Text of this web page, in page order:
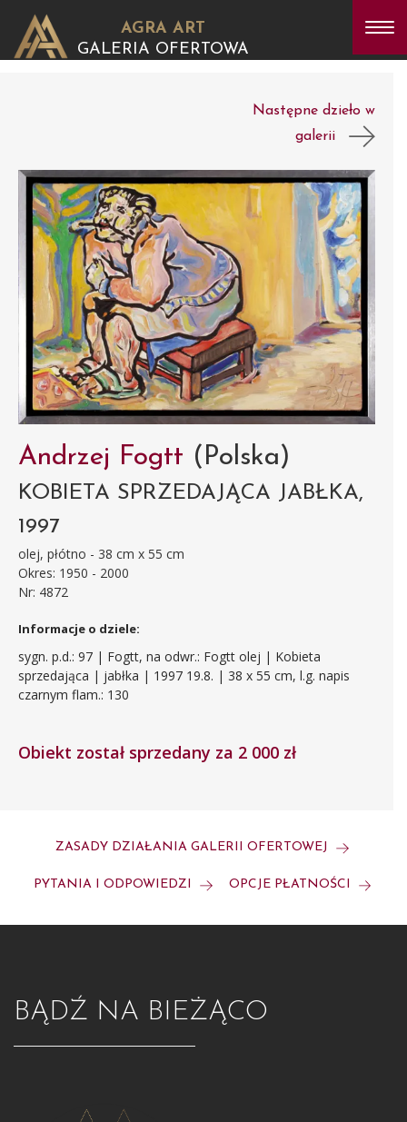
AGRA ART
GALERIA OFERTOWA
Następne dzieło w
galerii
Andrzej Fogtt (Polska)
KOBIETA SPRZEDAJĄCA JABŁKA,
1997
olej, płótno - 38 cm x 55 cm
Okres: 1950 - 2000
Nr: 4872
Informacje o dziele:
sygn. p.d.: 97 | Fogtt, na odwr.: Fogtt olej | Kobieta
sprzedająca | jabłka | 1997 19.8. | 38 x 55 cm, l.g. napis
czarnym flam.: 130
Obiekt został sprzedany za 2 000 zł
ZASADY DZIAŁANIA GALERII OFERTOWEJ
PYTANIA I ODPOWIEDZI OPCJE PŁATNOŚCI
BĄDŹ NA BIEŻĄCO